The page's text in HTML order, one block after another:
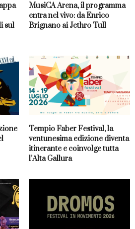
sul
MusiCA Arena, il programma
entra nel vivo: da Enrico
Brignano ai Jethro Tull
Tempio Faber Festival, la
ventunesima edizione diventa
itinerante e coinvolge tutta
l’Alta Gallura